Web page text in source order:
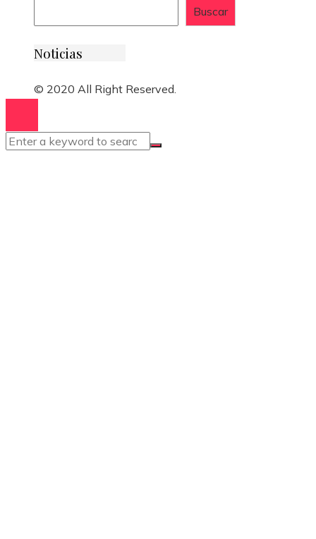
Buscar
Noticias
© 2020 All Right Reserved.